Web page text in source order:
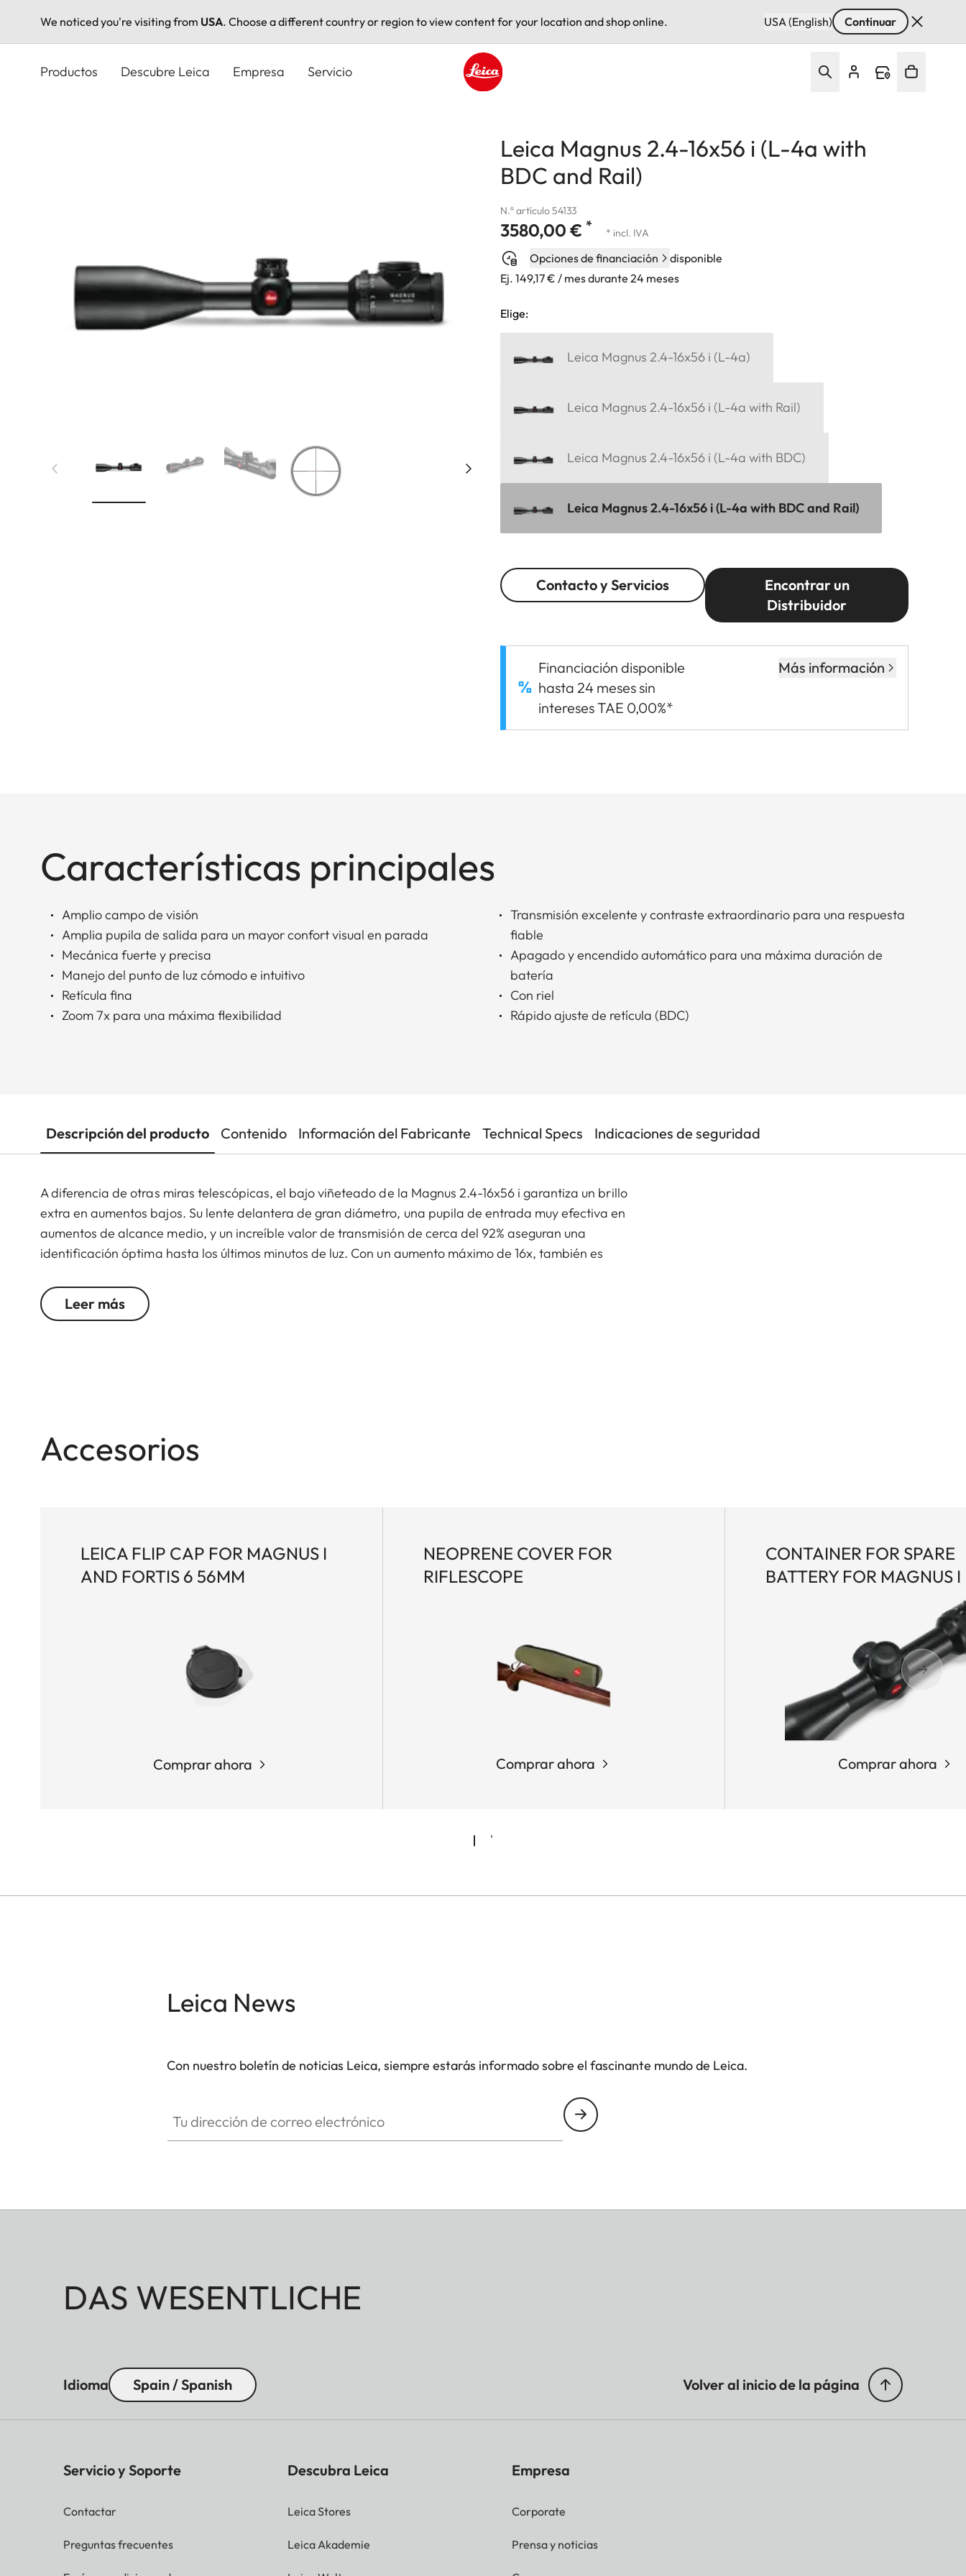
We noticed you're visiting from USA. Choose a different country or region to view content for your location and shop online. USA (English) Continuar
Productos Descubre Leica Empresa Servicio
Leica Magnus 2.4-16x56 i (L-4a with
BDC and Rail)
N.º artículo 54133
3580,00 € * * incl. IVA
Opciones de financiación
disponible
Ej. 149,17 € / mes durante 24 meses
Elige:
Leica Magnus 2.4-16x56 i (L-4a)
Leica Magnus 2.4-16x56 i (L-4a with Rail)
Leica Magnus 2.4-16x56 i (L-4a with BDC)
Leica Magnus 2.4-16x56 i (L-4a with BDC and Rail)
Contacto y Servicios
Encontrar un
Distribuidor
Financiación disponible
hasta 24 meses sin
intereses TAE 0,00%*
Más información
Características principales
Amplio campo de visión
Amplia pupila de salida para un mayor confort visual en parada
Mecánica fuerte y precisa
Manejo del punto de luz cómodo e intuitivo
Retícula fina
Zoom 7x para una máxima flexibilidad
Transmisión excelente y contraste extraordinario para una respuesta
fiable
Apagado y encendido automático para una máxima duración de
batería
Con riel
Rápido ajuste de retícula (BDC)
Descripción del producto Contenido Información del Fabricante Technical Specs Indicaciones de seguridad
A diferencia de otras miras telescópicas, el bajo viñeteado de la Magnus 2.4-16x56 i garantiza un brillo
extra en aumentos bajos. Su lente delantera de gran diámetro, una pupila de entrada muy efectiva en
aumentos de alcance medio, y un increíble valor de transmisión de cerca del 92% aseguran una
identificación óptima hasta los últimos minutos de luz. Con un aumento máximo de 16x, también es
sistema de obturación Leica, sus altas propiedades de transmisión garantizan mayor cantidad de luz
en cualquier circunstancia, sobre todo cuando se usan factores de aumento bajos. Se mejoran de
Leer más
Accesorios
LEICA FLIP CAP FOR MAGNUS I
AND FORTIS 6 56MM
Comprar ahora
NEOPRENE COVER FOR
RIFLESCOPE
Comprar ahora
CONTAINER FOR SPARE
BATTERY FOR MAGNUS I
Comprar ahora
Leica News
Con nuestro boletín de noticias Leica, siempre estarás informado sobre el fascinante mundo de Leica.
DAS WESENTLICHE
Idioma Spain / Spanish Volver al inicio de la página
Servicio y Soporte
Contactar
Preguntas frecuentes
Descubra Leica
Leica Stores
Leica Akademie
Empresa
Corporate
Prensa y noticias